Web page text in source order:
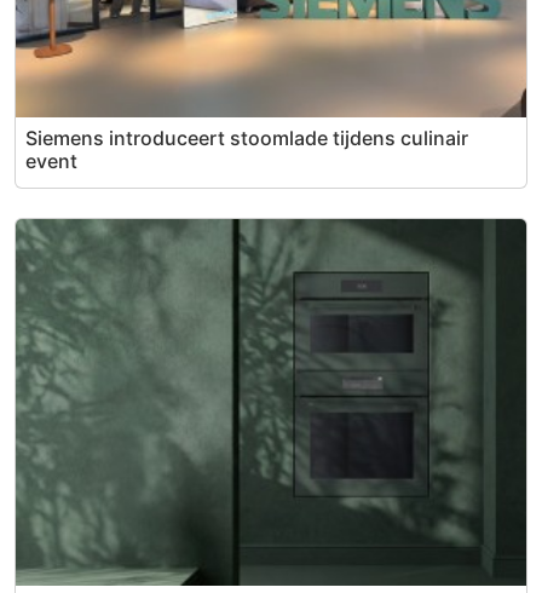
Siemens introduceert stoomlade tijdens culinair
event